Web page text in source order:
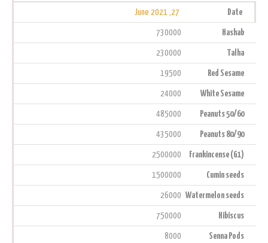
Date
27, June 2021
Hashab
730000
Talha
230000
Red Sesame
19500
White Sesame
24000
Peanuts 50/60
485000
Peanuts 80/90
435000
Frankincense (G1)
2500000
Cumin seeds
1500000
Watermelon seeds
26000
Hibiscus
750000
Senna Pods
8000